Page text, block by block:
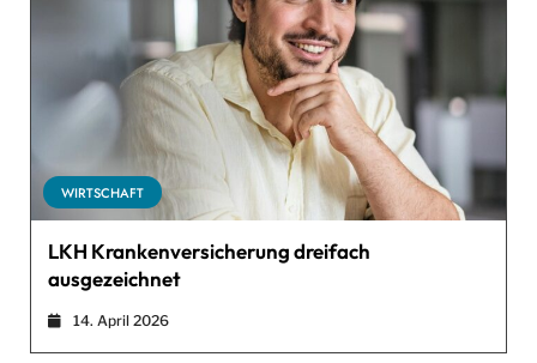
WIRTSCHAFT
LKH Krankenversicherung dreifach
ausgezeichnet
14. April 2026